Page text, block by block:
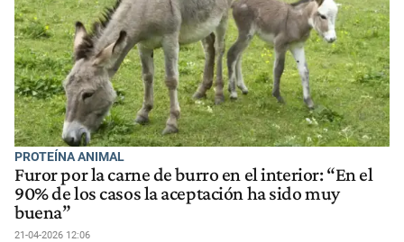
PROTEÍNA ANIMAL
Furor por la carne de burro en el interior: “En el
90% de los casos la aceptación ha sido muy
buena”
21-04-2026 12:06